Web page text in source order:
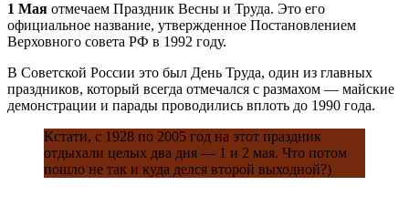
1 Мая отмечаем Праздник Весны и Труда. Это его
официальное название, утвержденное Постановлением
Верховного совета РФ в 1992 году.
В Советской России это был День Труда, один из главных
праздников, который всегда отмечался с размахом — майские
демонстрации и парады проводились вплоть до 1990 года.
Кстати, с 1928 по 2005 год на этот праздник
отдыхали целых два дня — 1 и 2 мая. Что потом
пошло не так и куда делся второй выходной?)